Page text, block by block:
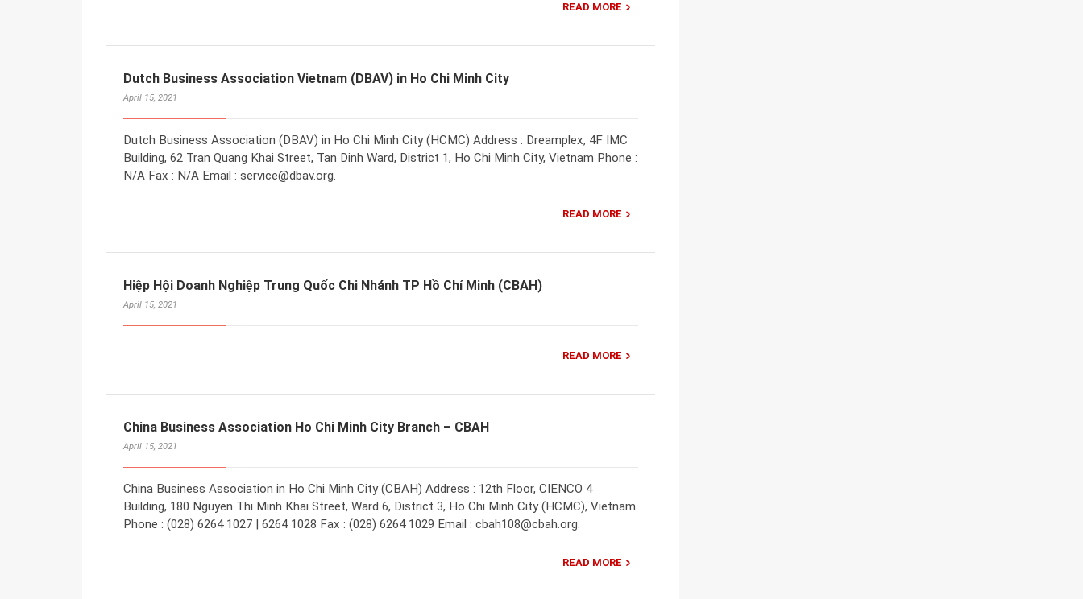
READ MORE
Dutch Business Association Vietnam (DBAV) in Ho Chi Minh City
April 15, 2021
Dutch Business Association (DBAV) in Ho Chi Minh City (HCMC) Address : Dreamplex, 4F IMC
Building, 62 Tran Quang Khai Street, Tan Dinh Ward, District 1, Ho Chi Minh City, Vietnam Phone :
N/A Fax : N/A Email : service@dbav.org.
READ MORE
Hiệp Hội Doanh Nghiệp Trung Quốc Chi Nhánh TP Hồ Chí Minh (CBAH)
April 15, 2021
READ MORE
China Business Association Ho Chi Minh City Branch – CBAH
April 15, 2021
China Business Association in Ho Chi Minh City (CBAH) Address : 12th Floor, CIENCO 4
Building, 180 Nguyen Thi Minh Khai Street, Ward 6, District 3, Ho Chi Minh City (HCMC), Vietnam
Phone : (028) 6264 1027 | 6264 1028 Fax : (028) 6264 1029 Email : cbah108@cbah.org.
READ MORE